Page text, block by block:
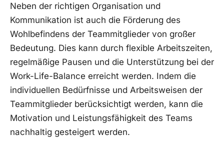
Neben der richtigen Organisation und
Kommunikation ist auch die​ Förderung des
Wohlbefindens der Teammitglieder‌ von‍ großer
Bedeutung. Dies kann‍ durch ‌flexible Arbeitszeiten,
regelmäßige‌ Pausen ⁤und die Unterstützung ⁢bei der
Work-Life-Balance erreicht werden.⁤ Indem die⁣
individuellen⁤ Bedürfnisse und Arbeitsweisen der‍
Teammitglieder berücksichtigt werden, kann die
Motivation und Leistungsfähigkeit des Teams​
nachhaltig gesteigert ⁤werden.